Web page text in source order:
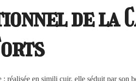
de la
réalisée en simili cuir, elle séduit par